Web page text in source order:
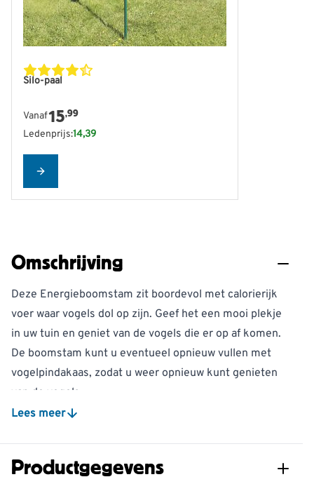
Silo-paal
De prijs is afhankelijk van de gekozen opties op de
Vanaf15,99
Ledenprijs:14,39
Configure
Omschrijving
Deze Energieboomstam zit boordevol met calorierijk
voer waar vogels dol op zijn. Geef het een mooi plekje
in uw tuin en geniet van de vogels die er op af komen.
De boomstam kunt u eventueel opnieuw vullen met
vogelpindakaas, zodat u weer opnieuw kunt genieten
van de vogels.
Lees meer
Productgegevens